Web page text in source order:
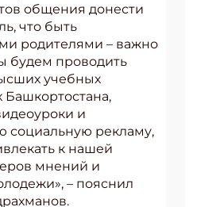
общения донести
что быть
родителями – важно
будем проводить
учебных
Башкортостана,
и
социальную рекламу,
к нашей
мнений и
– пояснил